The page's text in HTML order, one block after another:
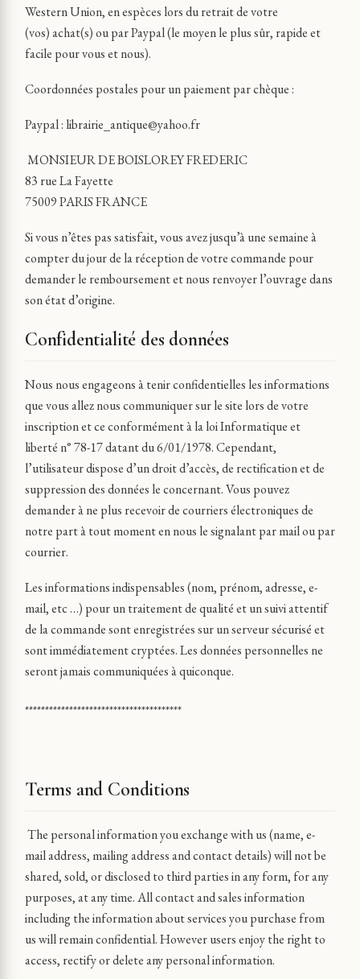
Western Union, en espèces lors du retrait de votre
(vos) achat(s) ou par Paypal (le moyen le plus sûr, rapide et
facile pour vous et nous).
Coordonnées postales pour un paiement par chèque :
Paypal : librairie_antique@yahoo.fr
MONSIEUR DE BOISLOREY FREDERIC
83 rue La Fayette
75009 PARIS FRANCE
Si vous n’êtes pas satisfait, vous avez jusqu’à une semaine à
compter du jour de la réception de votre commande pour
demander le remboursement et nous renvoyer l’ouvrage dans
son état d’origine.
Confidentialité des données
Nous nous engageons à tenir confidentielles les informations
que vous allez nous communiquer sur le site lors de votre
inscription et ce conformément à la loi Informatique et
liberté n° 78-17 datant du 6/01/1978. Cependant,
l’utilisateur dispose d’un droit d’accès, de rectification et de
suppression des données le concernant. Vous pouvez
demander à ne plus recevoir de courriers électroniques de
notre part à tout moment en nous le signalant par mail ou par
courrier.
Les informations indispensables (nom, prénom, adresse, e-
mail, etc …) pour un traitement de qualité et un suivi attentif
de la commande sont enregistrées sur un serveur sécurisé et
sont immédiatement cryptées. Les données personnelles ne
seront jamais communiquées à quiconque.
***************************************
Terms and Conditions
The personal information you exchange with us (name, e-
mail address, mailing address and contact details) will not be
shared, sold, or disclosed to third parties in any form, for any
purposes, at any time. All contact and sales information
including the information about services you purchase from
us will remain confidential. However users enjoy the right to
access, rectify or delete any personal information.